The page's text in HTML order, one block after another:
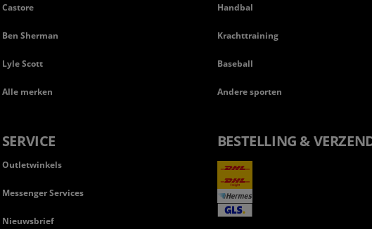
Castore
Ben Sherman
Lyle Scott
Alle merken
Handbal
Krachttraining
Baseball
Andere sporten
SERVICE
Outletwinkels
Messenger Services
Nieuwsbrief
BESTELLING &